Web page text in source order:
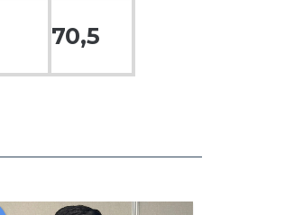
70,5